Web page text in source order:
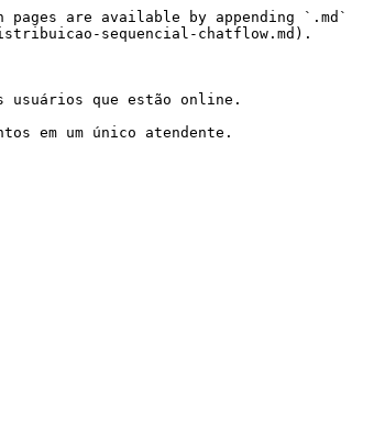
are available by appending `.md`
sequencial-chatflow.md).
que estão online.
em um único atendente.